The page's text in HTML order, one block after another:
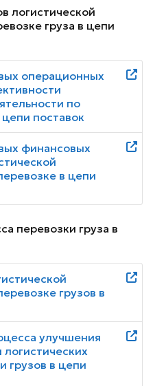
логистической
груза в цепи
операционных
по
цепи поставок
финансовых
в цепи
перевозки груза в
грузов в
улучшения
логистических
грузов в цепи